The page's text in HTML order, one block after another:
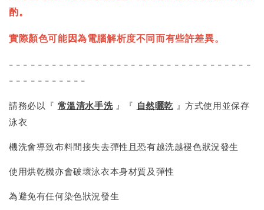
酌。
實際顏色可能因為電腦解析度不同而有些許差異。
- - - - - - - - - - - - - - - - - - - - - - - - - - - - - - - - - -
- - - - - - - - - - -
請務必以『 常溫清水手洗』『 自然曬乾 』方式使用並保存
泳衣
機洗會導致布料間接失去彈性且恐有越洗越褪色狀況發生
使用烘乾機亦會破壞泳衣本身材質及彈性
為避免有任何染色狀況發生